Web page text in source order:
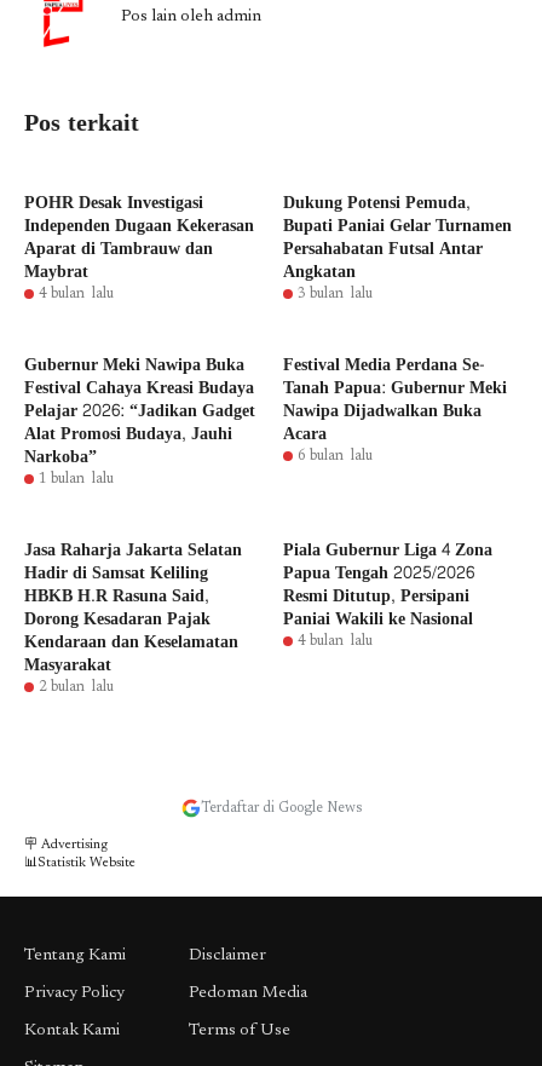
Pos lain oleh admin
Pos terkait
POHR Desak Investigasi
Independen Dugaan Kekerasan
Aparat di Tambrauw dan
Maybrat
4 bulan lalu
Dukung Potensi Pemuda,
Bupati Paniai Gelar Turnamen
Persahabatan Futsal Antar
Angkatan
3 bulan lalu
Gubernur Meki Nawipa Buka
Festival Cahaya Kreasi Budaya
Pelajar 2026: “Jadikan Gadget
Alat Promosi Budaya, Jauhi
Narkoba”
1 bulan lalu
Festival Media Perdana Se-
Tanah Papua: Gubernur Meki
Nawipa Dijadwalkan Buka
Acara
6 bulan lalu
Jasa Raharja Jakarta Selatan
Hadir di Samsat Keliling
HBKB H.R Rasuna Said,
Dorong Kesadaran Pajak
Kendaraan dan Keselamatan
Masyarakat
2 bulan lalu
Piala Gubernur Liga 4 Zona
Papua Tengah 2025/2026
Resmi Ditutup, Persipani
Paniai Wakili ke Nasional
4 bulan lalu
Terdaftar di Google News
🪧 Advertising
📊Statistik Website
Tentang Kami
Privacy Policy
Kontak Kami
Disclaimer
Pedoman Media
Terms of Use